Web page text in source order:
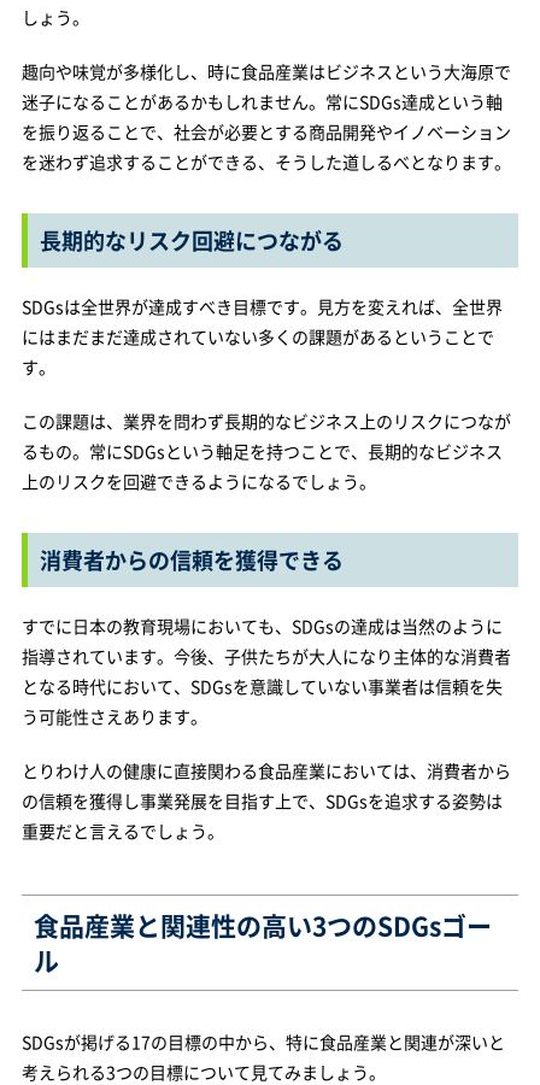
しょう。
趣向や味覚が多様化し、時に食品産業はビジネスという大海原で
迷子になることがあるかもしれません。常にSDGs達成という軸
を振り返ることで、社会が必要とする商品開発やイノベーション
を迷わず追求することができる、そうした道しるべとなります。
長期的なリスク回避につながる
SDGsは全世界が達成すべき目標です。見方を変えれば、全世界
にはまだまだ達成されていない多くの課題があるということで
す。
この課題は、業界を問わず長期的なビジネス上のリスクにつなが
るもの。常にSDGsという軸足を持つことで、長期的なビジネス
上のリスクを回避できるようになるでしょう。
消費者からの信頼を獲得できる
すでに日本の教育現場においても、SDGsの達成は当然のように
指導されています。今後、子供たちが大人になり主体的な消費者
となる時代において、SDGsを意識していない事業者は信頼を失
う可能性さえあります。
とりわけ人の健康に直接関わる食品産業においては、消費者から
の信頼を獲得し事業発展を目指す上で、SDGsを追求する姿勢は
重要だと言えるでしょう。
食品産業と関連性の高い3つのSDGsゴー
ル​​
SDGsが掲げる17の目標の中から、特に食品産業と関連が深いと
考えられる3つの目標について見てみましょう。